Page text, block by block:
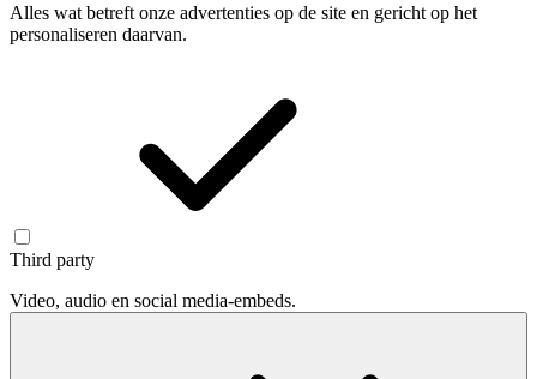
Alles wat betreft onze advertenties op de site en gericht op het
personaliseren daarvan.
Third party
Video, audio en social media-embeds.